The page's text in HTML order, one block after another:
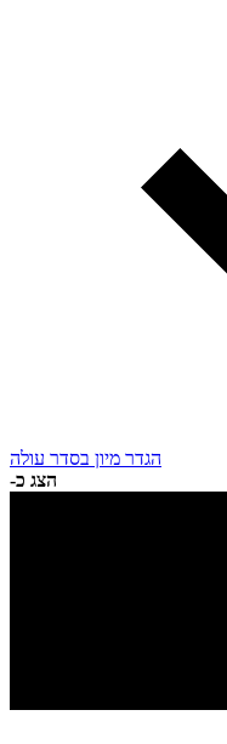
הגדר מיון בסדר עולה
הצג כ-